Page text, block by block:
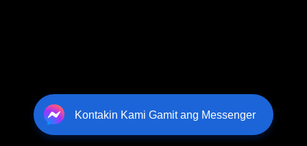
Kontakin Kami Gamit ang Messenger